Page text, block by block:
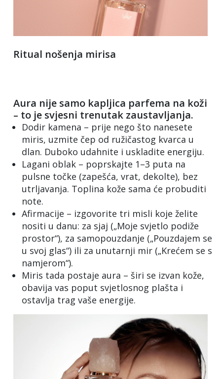
Ritual nošenja mirisa
Aura nije samo kapljica parfema na koži
– to je svjesni trenutak zaustavljanja.
Dodir kamena – prije nego što nanesete
miris, uzmite čep od ružičastog kvarca u
dlan. Duboko udahnite i uskladite energiju.
Lagani oblak – poprskajte 1–3 puta na
pulsne točke (zapešća, vrat, dekolte), bez
utrljavanja. Toplina kože sama će probuditi
note.
Afirmacije – izgovorite tri misli koje želite
nositi u danu: za sjaj („Moje svjetlo podiže
prostor“), za samopouzdanje („Pouzdajem se
u svoj glas“) ili za unutarnji mir („Krećem se s
namjerom“).
Miris tada postaje aura – širi se izvan kože,
obavija vas poput svjetlosnog plašta i
ostavlja trag vaše energije.